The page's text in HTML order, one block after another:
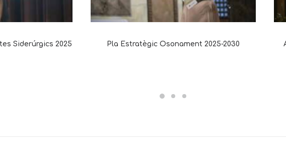
Siderúrgics 2025 Pla Estratègic Osonament 2025-2030